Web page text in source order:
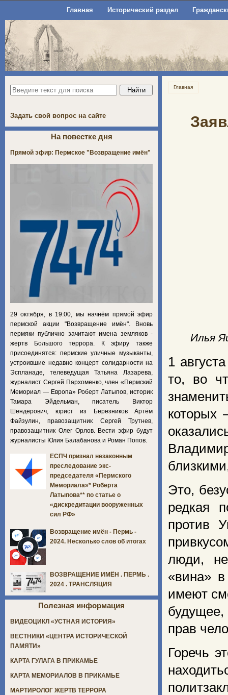
Главная Исторический раздел
Главная
Илья
1
то, во
Это,
редкая
против
люди,
«вина»
имеют
прав
Горечь
Задать свой вопрос на сайте
На повестке дня
Прямой эфир: Пермское "Возвращение имён"
29 октября, в 19:00, мы начнём прямой эфир
пермской акции "Возвращение имён". Вновь
пермяки публично зачитают имена земляков -
жертв Большого террора. К эфиру также
присоединятся: пермские уличные музыканты,
устроившие недавно концерт солидарности на
Эспланаде, телеведущая Татьяна Лазарева,
журналист Сергей Пархоменко, член «Пермский
Мемориал — Европа» Роберт Латыпов, историк
Тамара Эйдельман, писатель Виктор
Шендерович, юрист из Березников Артём
Файзулин, правозащитник Сергей Трутнев,
правозащитник Олег Орлов. Вести эфир будут
журналисты Юлия Балабанова и Роман Попов.
ЕСПЧ признал незаконным
преследование экс-
председателя «Пермского
Мемориала»* Роберта
Латыпова** по статье о
«дискредитации вооруженных
сил РФ»
Возвращение имён - Пермь -
2024. Несколько слов об итогах
ВОЗВРАЩЕНИЕ ИМЁН . ПЕРМЬ .
2024 . ТРАНСЛЯЦИЯ
Полезная информация
ВИДЕОЦИКЛ «УСТНАЯ ИСТОРИЯ»
ВЕСТНИКИ «ЦЕНТРА ИСТОРИЧЕСКОЙ
ПАМЯТИ»
КАРТА ГУЛАГА В ПРИКАМЬЕ
КАРТА МЕМОРИАЛОВ В ПРИКАМЬЕ
МАРТИРОЛОГ ЖЕРТВ ТЕРРОРА